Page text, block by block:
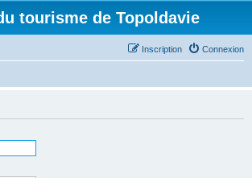
tourisme de Topoldavie
Connexion
Inscription